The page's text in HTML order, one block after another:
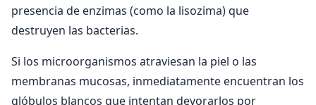
presencia de enzimas (como la lisozima) que
destruyen las bacterias.
Si los microorganismos atraviesan la piel o las
membranas mucosas, inmediatamente encuentran los
glóbulos blancos que intentan devorarlos por